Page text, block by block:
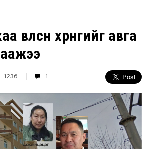
хөрөнгийг авга
1236 1